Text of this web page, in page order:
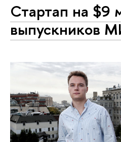
Стартап на $9
выпускников